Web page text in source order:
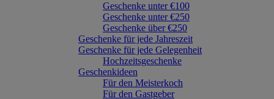
Geschenke unter €100
Geschenke unter €250
Geschenke über €250
Geschenke für jede Jahreszeit
Geschenke für jede Gelegenheit
Hochzeitsgeschenke
Geschenkideen
Für den Meisterkoch
Für den Gastgeber